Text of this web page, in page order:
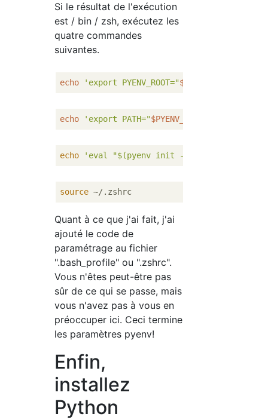
Si le résultat de l'exécution
est / bin / zsh, exécutez les
quatre commandes
suivantes.
echo 'export PYENV_ROOT="$HOME
echo 'export PATH="$PYENV_ROOT
echo 'eval "$(pyenv init -)"'
source
Quant à ce que j'ai fait, j'ai
ajouté le code de
paramétrage au fichier
".bash_profile" ou ".zshrc".
Vous n'êtes peut-être pas
sûr de ce qui se passe, mais
vous n'avez pas à vous en
préoccuper ici. Ceci termine
les paramètres pyenv!
Enfin,
installez
Python